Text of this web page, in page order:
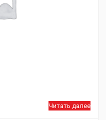
Читать далее